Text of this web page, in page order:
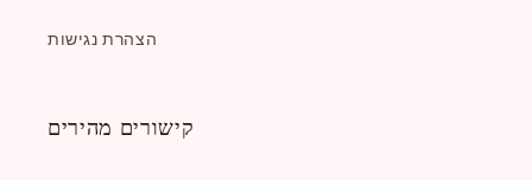
הצהרת נגישות
קישורים מהירים